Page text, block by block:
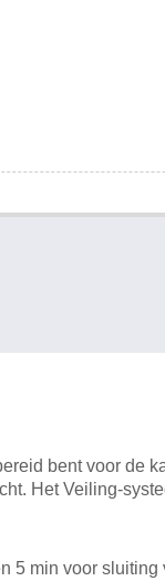
bent voor de
Het Veiling-
5 min voor